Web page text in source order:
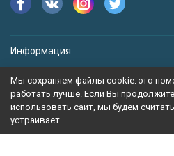
Информация
Политика персональных данных
Мы сохраняем файлы cookie: это
работать лучше. Если Вы продолжите
использовать сайт, мы будем
устраивает.